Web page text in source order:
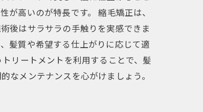
高いのが特長です。 縮毛矯正は、
後はサラサラの手触りを実感できま
髪質や希望する仕上がりに応じて適
リートメントを利用することで、髪
なメンテナンスを心がけましょう。